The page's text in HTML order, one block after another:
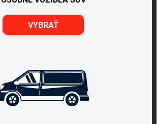
VYBRAŤ